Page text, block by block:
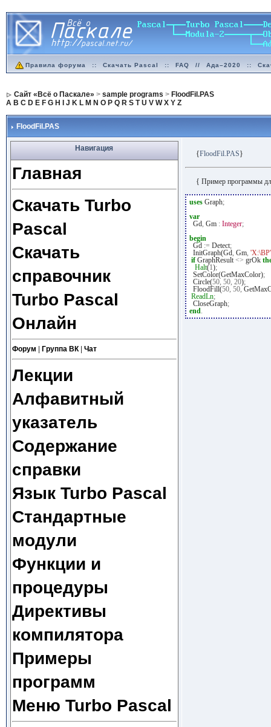
Правила форума :: Скачать Pascal :: FAQ // Ада–2020 ::
Сайт «Всё о Паскале» > sample programs > FloodFil.PAS
A B C D E F G H J K L M N O P Q R S T U V W X Y Z
FloodFil.PAS
Навигация
Главная
Скачать Turbo
Pascal
Скачать
справочник
Turbo Pascal
Онлайн
Форум Группа ВК| Чат
Лекции
Алфавитный
указатель
Содержание
справки
Язык Turbo Pascal
Стандартные
модули
Функции и
процедуры
Директивы
компилятора
Примеры
программ
Меню Turbo Pascal
{FloodFil.PAS}
{ Пример программы
usesGraph;
var
Gd, Gm : Integer;
begin
Gd := Detect;
InitGraph(Gd, Gm, 'X:\BP'
ifGraphResult<> grOk
Halt(1);
SetColor(GetMaxColor);
Circle(50, 50, 20);
FloodFill(50, 50,
ReadLn;
CloseGraph;
end.